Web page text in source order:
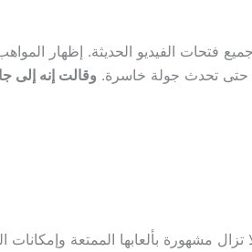
فتحات الفيديو الحديثة. إظهار
حتى تحدث جولة خاسرة.